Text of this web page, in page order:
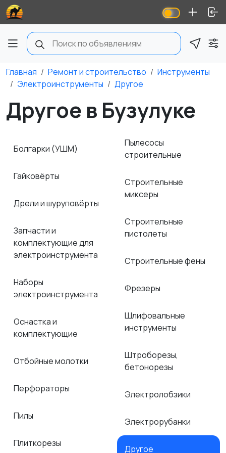
Главная Ремонт и строительство
Инструменты
Электроинструменты
Другое
Другое в Бузулуке
Болгарки (УШМ)
Гайковёрты
Дрели и шуруповёрты
Запчасти и
комплектующие для
электроинструмента
Наборы
электроинструмента
Оснастка и
комплектующие
Отбойные молотки
Перфораторы
Пилы
Плиткорезы
Пылесосы
строительные
Строительные
миксеры
Строительные
пистолеты
Строительные фены
Фрезеры
Шлифовальные
инструменты
Штроборезы,
бетонорезы
Электролобзики
Электрорубанки
Другое